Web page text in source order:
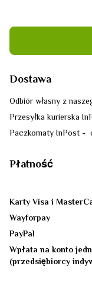
Dostawa
Odbiór własny z
Przesyłka kurierska
Paczkomaty InPost -
Płatność
Karty Visa i
Wayforpay
PayPal
Wpłata na konto
(przedsiębiorcy